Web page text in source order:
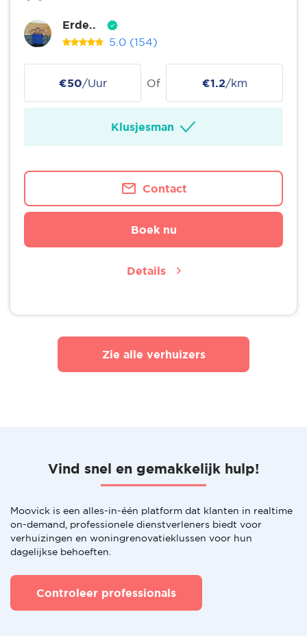
Erde..
5.0 (154)
€50/Uur Of €1.2/km
Klusjesman
Contact
Boek nu
Details
Zie alle verhuizers
Vind snel en gemakkelijk hulp!
Moovick is een alles-in-één platform dat klanten in realtime
on-demand, professionele dienstverleners biedt voor
verhuizingen en woningrenovatieklussen voor hun
dagelijkse behoeften.
Controleer professionals